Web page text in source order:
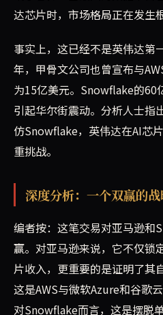
达芯片时，市场格局正在发生
事实上，这已经不是英伟达
年，甲骨文公司也曾宣布与
为15亿美元。Snowflake的60
引起华尔街震动。分析人士指
仿Snowflake，英伟达在AI芯
重挑战。
深度分析：一个双赢的
编者按：这笔交易对亚马逊和
赢。对亚马逊来说，它不仅锁
片收入，更重要的是证明了
这是AWS与微软Azure和谷歌
对Snowflake而言，这是摆脱